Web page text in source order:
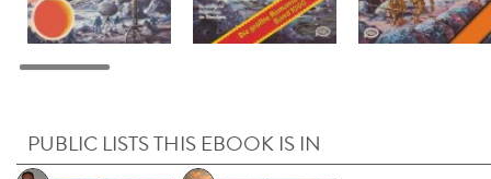
PUBLIC LISTS THIS EBOOK IS IN